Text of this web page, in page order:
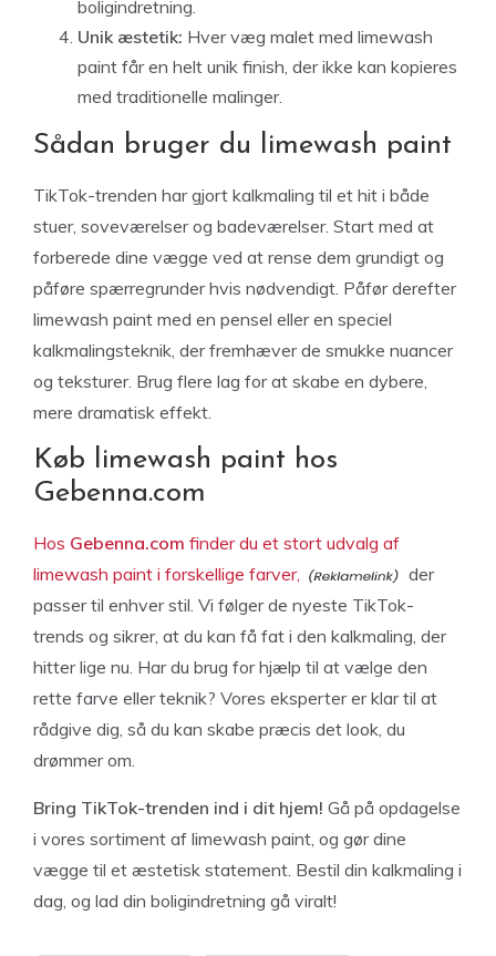
boligindretning.
Unik æstetik: Hver væg malet med limewash
paint får en helt unik finish, der ikke kan kopieres
med traditionelle malinger.
Sådan bruger du limewash paint
TikTok-trenden har gjort kalkmaling til et hit i både
stuer, soveværelser og badeværelser. Start med at
forberede dine vægge ved at rense dem grundigt og
påføre spærregrunder hvis nødvendigt. Påfør derefter
limewash paint med en pensel eller en speciel
kalkmalingsteknik, der fremhæver de smukke nuancer
og teksturer. Brug flere lag for at skabe en dybere,
mere dramatisk effekt.
Køb limewash paint hos
Gebenna.com
Hos Gebenna.com finder du et stort udvalg af
limewash paint i forskellige farver,
der
passer til enhver stil. Vi følger de nyeste TikTok-
trends og sikrer, at du kan få fat i den kalkmaling, der
hitter lige nu. Har du brug for hjælp til at vælge den
rette farve eller teknik? Vores eksperter er klar til at
rådgive dig, så du kan skabe præcis det look, du
drømmer om.
Bring TikTok-trenden ind i dit hjem! Gå på opdagelse
i vores sortiment af limewash paint, og gør dine
vægge til et æstetisk statement. Bestil din kalkmaling i
dag, og lad din boligindretning gå viralt!